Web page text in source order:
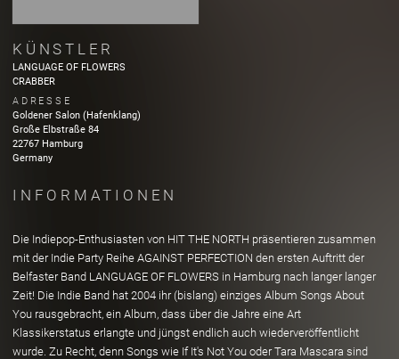
KÜNSTLER
LANGUAGE OF FLOWERS
CRABBER
ADRESSE
Goldener Salon (Hafenklang)
Große Elbstraße 84
22767 Hamburg
Germany
INFORMATIONEN
Die Indiepop-Enthusiasten von HIT THE NORTH präsentieren zusammen
mit der Indie Party Reihe AGAINST PERFECTION den ersten Auftritt der
Belfaster Band LANGUAGE OF FLOWERS in Hamburg nach langer langer
Zeit! Die Indie Band hat 2004 ihr (bislang) einziges Album Songs About
You rausgebracht, ein Album, dass über die Jahre eine Art
Klassikerstatus erlangte und jüngst endlich auch wiederveröffentlicht
wurde. Zu Recht, denn Songs wie If It's Not You oder Tara Mascara sind